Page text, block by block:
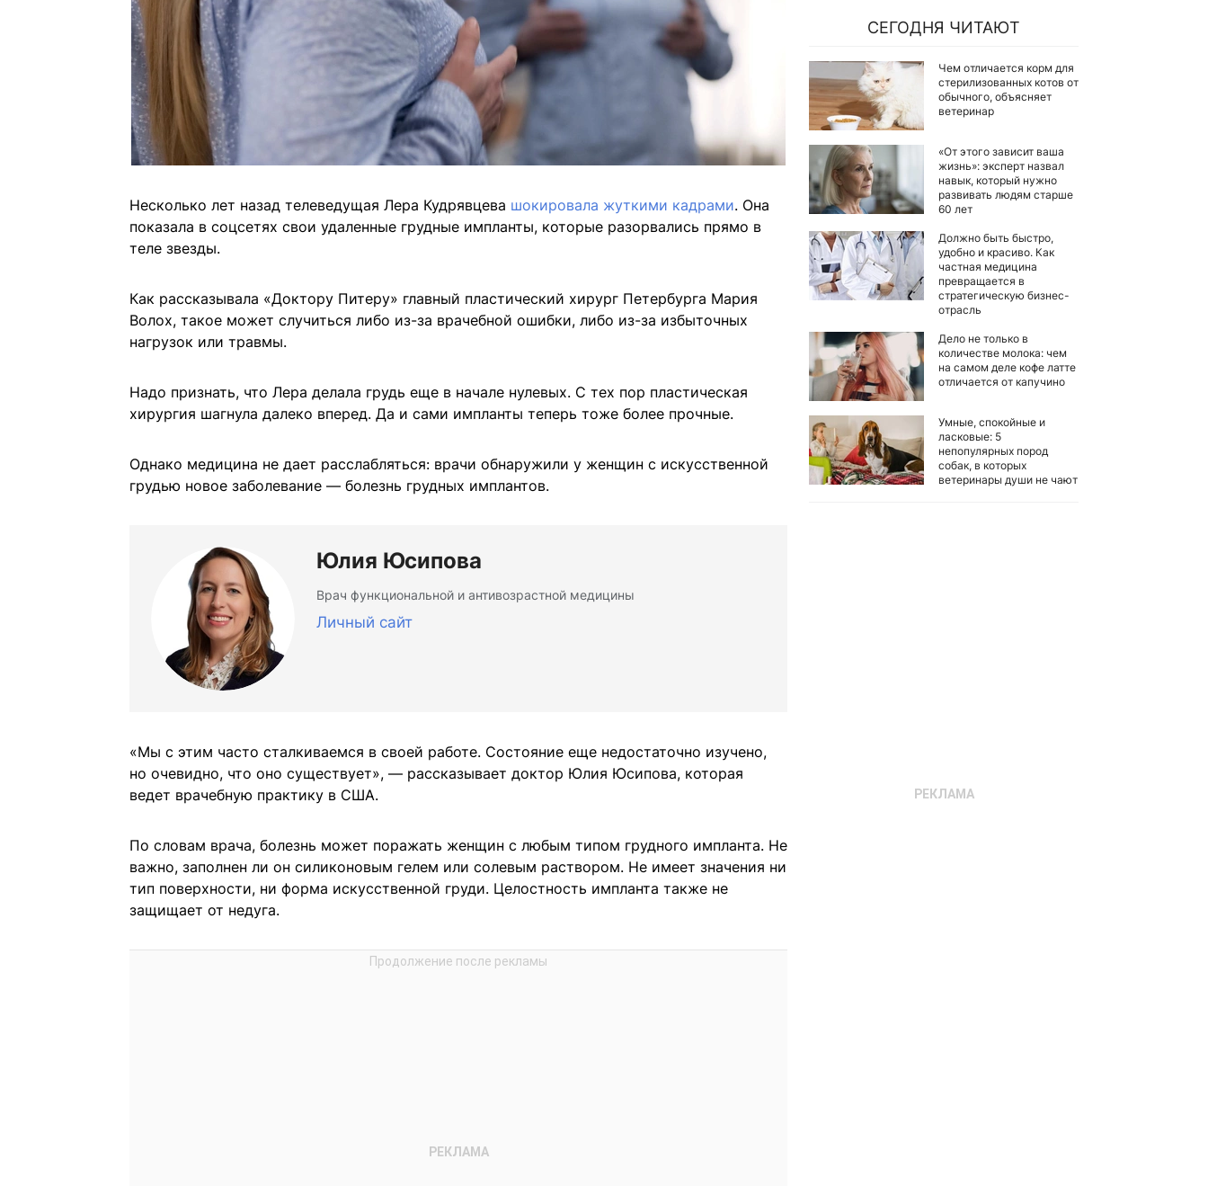
Несколько лет назад телеведущая Лера Кудрявцева шокировала жуткими кадрами. Она
показала в соцсетях свои удаленные грудные импланты, которые разорвались прямо в
теле звезды.
Как рассказывала «Доктору Питеру» главный пластический хирург Петербурга Мария
Волох, такое может случиться либо из-за врачебной ошибки, либо из-за избыточных
нагрузок или травмы.
Надо признать, что Лера делала грудь еще в начале нулевых. С тех пор пластическая
хирургия шагнула далеко вперед. Да и сами импланты теперь тоже более прочные.
Однако медицина не дает расслабляться: врачи обнаружили у женщин с искусственной
грудью новое заболевание — болезнь грудных имплантов.
Юлия Юсипова
Врач функциональной и антивозрастной медицины
Личный сайт
«Мы с этим часто сталкиваемся в своей работе. Состояние еще недостаточно изучено,
но очевидно, что оно существует», — рассказывает доктор Юлия Юсипова, которая
ведет врачебную практику в США.
По словам врача, болезнь может поражать женщин с любым типом грудного импланта. Не
важно, заполнен ли он силиконовым гелем или солевым раствором. Не имеет значения ни
тип поверхности, ни форма искусственной груди. Целостность импланта также не
защищает от недуга.
СЕГОДНЯ ЧИТАЮТ
Чем отличается корм для
стерилизованных котов от
обычного, объясняет
ветеринар
«От этого зависит ваша
жизнь»: эксперт назвал
навык, который нужно
развивать людям старше
60 лет
Должно быть быстро,
удобно и красиво. Как
частная медицина
превращается в
стратегическую бизнес-
отрасль
Дело не только в
количестве молока: чем
на самом деле кофе латте
отличается от капучино
Умные, спокойные и
ласковые: 5
непопулярных пород
собак, в которых
ветеринары души не чают